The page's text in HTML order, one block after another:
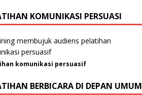
KOMUNIKASI PERSUASI
komunikasi persuasif
BERBICARA DI DEPAN UMUM